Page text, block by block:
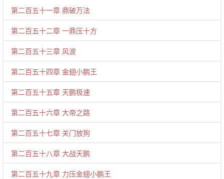
第二百五十一章 鼎破万法
第二百五十二章 一鼎压十方
第二百五十三章 风波
第二百五十四章 金翅小鹏王
第二百五十五章 天鹏极速
第二百五十六章 大帝之路
第二百五十七章 关门放狗
第二百五十八章 大战天鹏
第二百五十九章 力压金翅小鹏王